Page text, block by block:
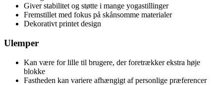
Giver stabilitet og støtte i mange yogastillinger
Fremstillet med fokus på skånsomme materialer
Dekorativt printet design
Ulemper
Kan være for lille til brugere, der foretrækker ekstra høje
blokke
Fastheden kan variere afhængigt af personlige præferencer